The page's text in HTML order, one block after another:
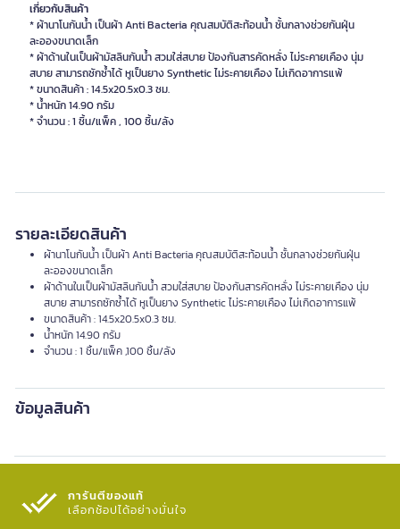
เกี่ยวกับสินค้า
* ผ้านาโนกันน้ำ เป็นผ้า Anti Bacteria คุณสมบัติสะท้อนน้ำ ชั้นกลางช่วยกันฝุ่น
ละอองขนาดเล็ก
* ผ้าด้านในเป็นผ้ามัสลินกันน้ำ สวมใส่สบาย ป้องกันสารคัดหลั่ง ไม่ระคายเคือง นุ่ม
สบาย สามารถซักซ้ำได้ หูเป็นยาง Synthetic ไม่ระคายเคือง ไม่เกิดอาการแพ้
* ขนาดสินค้า : 14.5x20.5x0.3 ซม.
* น้ำหนัก 14.90 กรัม
รายละเอียดสินค้า
ผ้านาโนกันน้ำ เป็นผ้า Anti Bacteria คุณสมบัติสะท้อนน้ำ ชั้นกลางช่วยกันฝุ่น
ละอองขนาดเล็ก
ผ้าด้านในเป็นผ้ามัสลินกันน้ำ สวมใส่สบาย ป้องกันสารคัดหลั่ง ไม่ระคายเคือง นุ่ม
สบาย สามารถซักซ้ำได้ หูเป็นยาง Synthetic ไม่ระคายเคือง ไม่เกิดอาการแพ้
ขนาดสินค้า : 14.5x20.5x0.3 ซม.
น้ำหนัก 14.90 กรัม
จำนวน : 1 ชิ้น/แพ็ค ,100 ชิ้น/ลัง
ข้อมูลสินค้า
การันตีของแท้
เลือกช้อปได้อย่างมั่นใจ​